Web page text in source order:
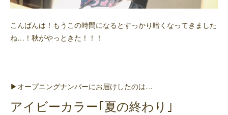
こんばんは！もうこの時間になるとすっかり暗くなってきました
ね…！秋がやっときた！！！
▶オープニングナンバーにお届けしたのは…
アイビーカラー｢夏の終わり｣